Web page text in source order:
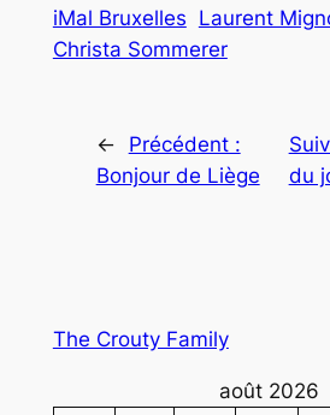
iMal Bruxelles Laurent
Christa Sommerer
←
Précédent :
Bonjour de Liège
du
The Crouty Family
août 2026